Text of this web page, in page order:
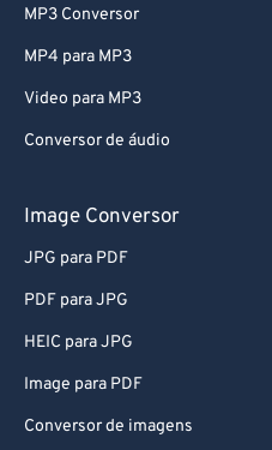
MP3 Conversor
MP4 para MP3
Video para MP3
Conversor de áudio
Image Conversor
JPG para PDF
PDF para JPG
HEIC para JPG
Image para PDF
Conversor de imagens